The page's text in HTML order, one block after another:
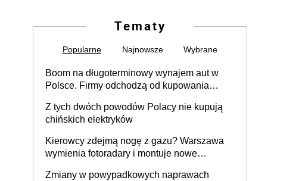
Tematy
Popularne Najnowsze Wybrane
Boom na długoterminowy wynajem aut w
Polsce. Firmy odchodzą od kupowania
Z tych dwóch powodów Polacy nie kupują
chińskich elektryków
Kierowcy zdejmą nogę z gazu? Warszawa
wymienia fotoradary i montuje nowe
Zmiany w powypadkowych naprawach